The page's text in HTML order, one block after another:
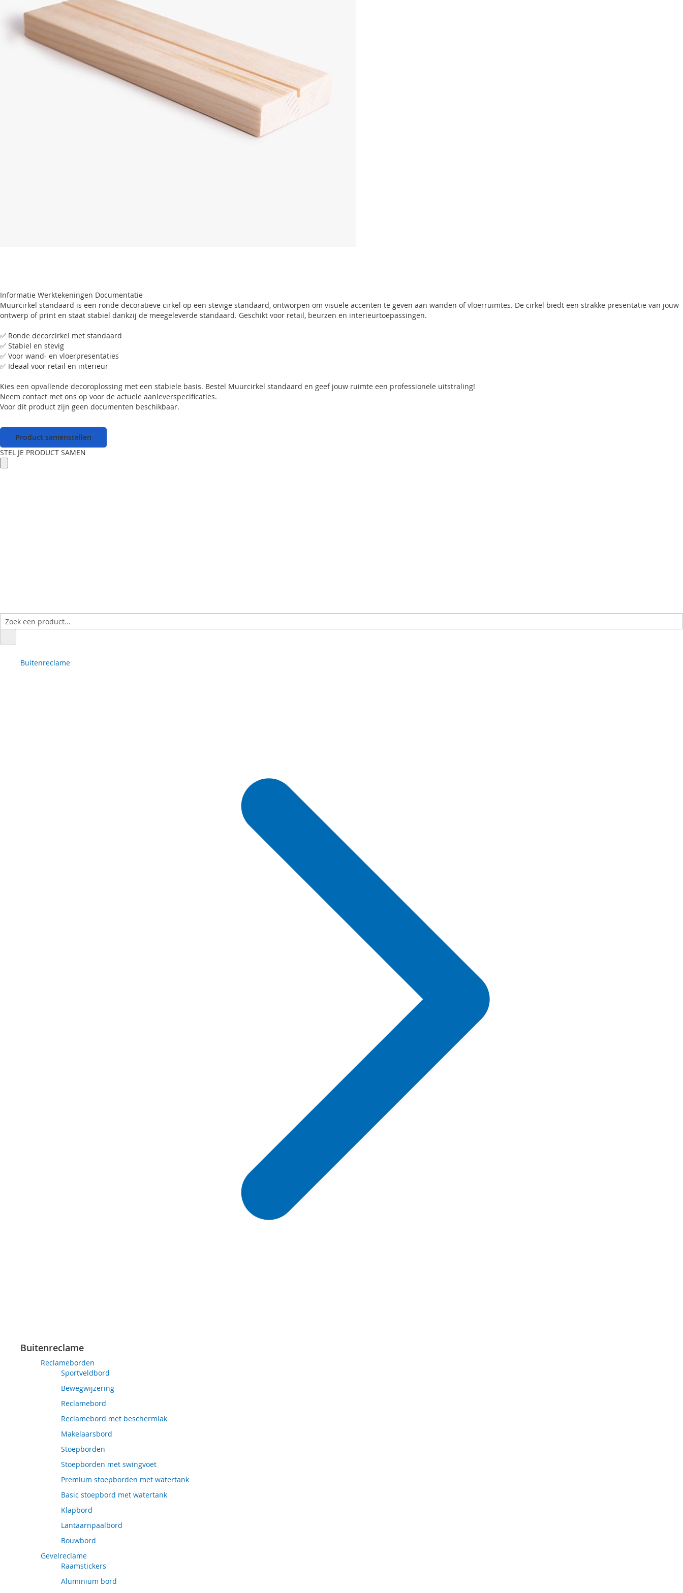
Informatie Werktekeningen Documentatie
Muurcirkel standaard is een ronde decoratieve cirkel op een stevige standaard, ontworpen om visuele accenten te geven aan wanden of vloerruimtes. De cirkel biedt een strakke presentatie van jouw
ontwerp of print en staat stabiel dankzij de meegeleverde standaard. Geschikt voor retail, beurzen en interieurtoepassingen.
✅ Ronde decorcirkel met standaard
✅ Stabiel en stevig
✅ Voor wand- en vloerpresentaties
✅ Ideaal voor retail en interieur
Kies een opvallende decoroplossing met een stabiele basis. Bestel Muurcirkel standaard en geef jouw ruimte een professionele uitstraling!
Neem contact met ons op voor de actuele aanleverspecificaties.
Voor dit product zijn geen documenten beschikbaar.
Product samenstellen
STEL JE PRODUCT SAMEN
Buitenreclame
Buitenreclame
Reclameborden
Sportveldbord
Bewegwijzering
Reclamebord
Reclamebord met beschermlak
Makelaarsbord
Stoepborden
Stoepborden met swingvoet
Premium stoepborden met watertank
Basic stoepbord met watertank
Klapbord
Lantaarnpaalbord
Bouwbord
Gevelreclame
Raamstickers
Aluminium bord